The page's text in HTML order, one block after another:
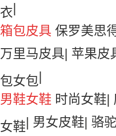
衣|
箱包皮具 保罗美思
万里马皮具| 苹果皮
包女包 |
男鞋女鞋 时尚女鞋|
女鞋| 男女皮鞋| 骆